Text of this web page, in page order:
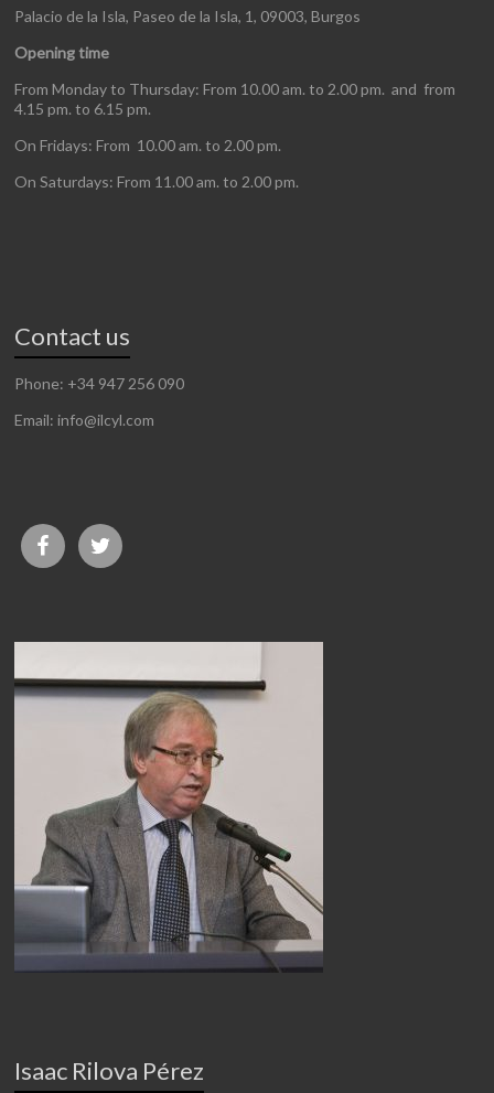
Palacio de la Isla, Paseo de la Isla, 1, 09003, Burgos
Opening time
From Monday to Thursday: From 10.00 am. to 2.00 pm. and from
4.15 pm. to 6.15 pm.
On Fridays: From 10.00 am. to 2.00 pm.
On Saturdays: From 11.00 am. to 2.00 pm.
Contact us
Phone: +34 947 256 090
Email: info@ilcyl.com
Isaac Rilova Pérez